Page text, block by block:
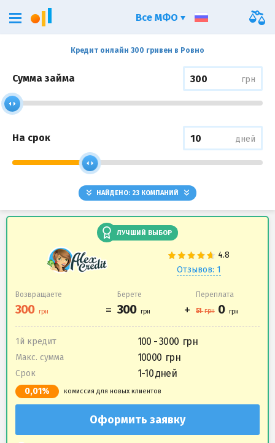
Кредит онлайн 300 гривен в Ровно
Сумма займа грн
На срок дней
НАЙДЕНО: 23 КОМПАНИЙ
ЛУЧШИЙ ВЫБОР
Отзывов: 1
Возвращаете Берете Переплата
1й кредит 100 - 3000
Макс. сумма 10000
Срок 1-10 дней
0,01% комиссия для новых клиентов
Оформить заявку
Все МФО